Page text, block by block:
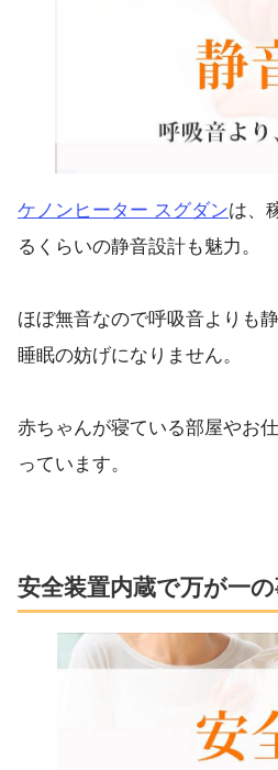
ケノンヒーター スグダンは、
るくらいの静音設計も魅力。
ほぼ無音なので呼吸音よりも
睡眠の妨げになりません。
赤ちゃんが寝ている部屋やお
っています。
安全装置内蔵で万が一